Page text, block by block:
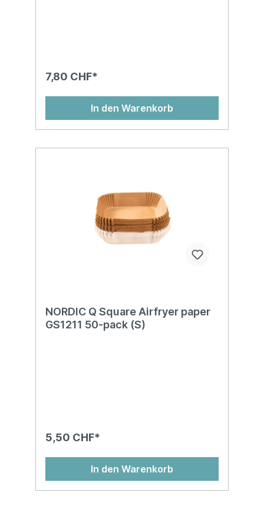
7,80 CHF*
In den Warenkorb
NORDIC Q Square Airfryer paper
GS1211 50-pack (S)
5,50 CHF*
In den Warenkorb